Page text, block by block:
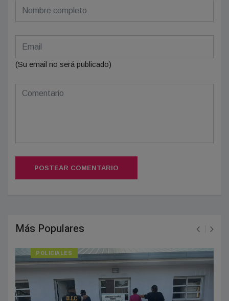
(Su email no será publicado)
POSTEAR COMENTARIO
Más Populares
POLICIALES